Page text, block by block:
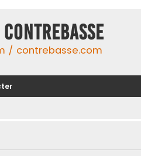
/ contrebasse.com